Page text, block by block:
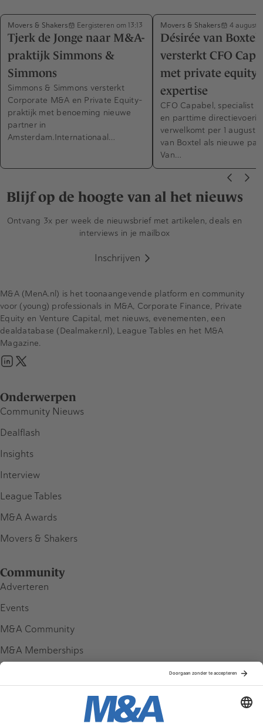
Movers & Shakers Eergisteren om 13:13
Tjerk de Jonge naar M&A-
praktijk Simmons &
Simmons
Simmons & Simmons versterkt
Corporate M&A en Private Equity-
praktijk met benoeming nieuwe
partner in
Amsterdam.Internationaal…
Movers & Shakers 4
Désirée van Boxtel
versterkt CFO
met private equity-
expertise
CFO Capabel, specialist
en parttime
verwelkomt per 1
van Boxtel als nieuwe
Van…
Blijf op de hoogte van al het nieuws
Ontvang 3x per week de nieuwsbrief met artikelen, deals en
interviews in je mailbox
Inschrijven
Onderwerpen
Community Nieuws
Dealflash
Insights
Interview
League Tables
M&A Awards
Movers & Shakers
Community
Adverteren
Events
M&A Community
M&A Memberships
M&A (MenA.nl) is het toonaangevende platform en community
voor (young) professionals in M&A, Corporate Finance, Private
Equity en Venture Capital, met nieuws, evenementen, een
dealdatabase (Dealmaker.nl), League Tables en het M&A
Magazine.